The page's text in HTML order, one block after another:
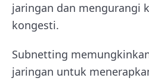
jaringan dan mengurangi
kongesti.
Subnetting
jaringan untuk